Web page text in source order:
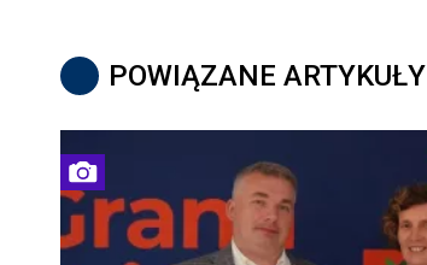
POWIĄZANE ARTYKUŁY